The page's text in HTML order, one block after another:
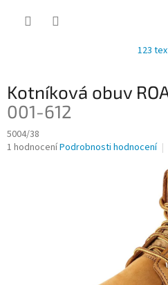
123
Kotníková obuv
001-612
5004/38
Průměrné
1 hodnoceníPodrobnosti hodnocení